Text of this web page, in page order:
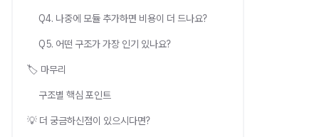
Q4. 나중에 모듈 추가하면 비용이 더 드나요?
Q5. 어떤 구조가 가장 인기 있나요?
🏷️ 마무리
구조별 핵심 포인트
💡 더 궁금하신점이 있으시다면?